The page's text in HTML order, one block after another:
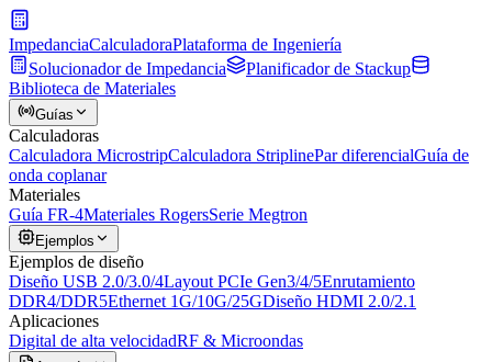
ImpedanciaCalculadoraPlataforma de Ingeniería
Solucionador de Impedancia
Planificador de Stackup
Biblioteca de Materiales
Guías
Calculadoras
Calculadora MicrostripCalculadora StriplinePar diferencialGuía de
onda coplanar
Materiales
Guía FR-4Materiales RogersSerie Megtron
Ejemplos
Ejemplos de diseño
Diseño USB 2.0/3.0/4Layout PCIe Gen3/4/5Enrutamiento
DDR4/DDR5Ethernet 1G/10G/25GDiseño HDMI 2.0/2.1
Aplicaciones
Digital de alta velocidadRF & Microondas